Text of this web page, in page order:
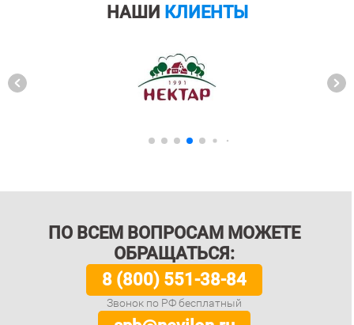
НАШИ КЛИЕНТЫ
ПО ВСЕМ ВОПРОСАМ МОЖЕТЕ
ОБРАЩАТЬСЯ:
8 (800) 551-38-84
Звонок по РФ бесплатный